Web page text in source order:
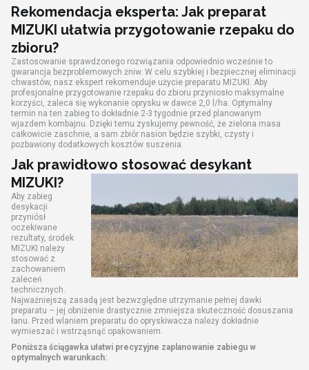
Rekomendacja eksperta: Jak preparat
MIZUKI ułatwia przygotowanie rzepaku do
zbioru?
Zastosowanie sprawdzonego rozwiązania odpowiednio wcześnie to
gwarancja bezproblemowych żniw. W celu szybkiej i bezpiecznej eliminacji
chwastów, nasz ekspert rekomenduje użycie preparatu MIZUKI. Aby
profesjonalne przygotowanie rzepaku do zbioru przyniosło maksymalne
korzyści, zaleca się wykonanie oprysku w dawce 2,0 l/ha. Optymalny
termin na ten zabieg to dokładnie 2-3 tygodnie przed planowanym
wjazdem kombajnu. Dzięki temu zyskujemy pewność, że zielona masa
całkowicie zaschnie, a sam zbiór nasion będzie szybki, czysty i
pozbawiony dodatkowych kosztów suszenia.
Jak prawidłowo stosować desykant
MIZUKI?
Aby zabieg
desykacji
przyniósł
oczekiwane
rezultaty, środek
MIZUKI należy
stosować z
zachowaniem
zaleceń
technicznych.
Najważniejszą zasadą jest bezwzględne utrzymanie pełnej dawki
preparatu – jej obniżenie drastycznie zmniejsza skuteczność dosuszania
łanu. Przed wlaniem preparatu do opryskiwacza należy dokładnie
wymieszać i wstrząsnąć opakowaniem.
Poniższa ściągawka ułatwi precyzyjne zaplanowanie zabiegu w
optymalnych warunkach: